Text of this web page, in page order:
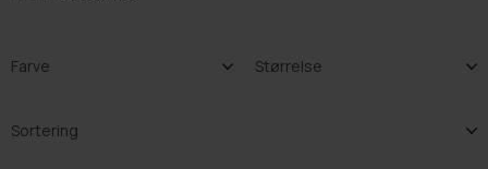
Farve Størrelse